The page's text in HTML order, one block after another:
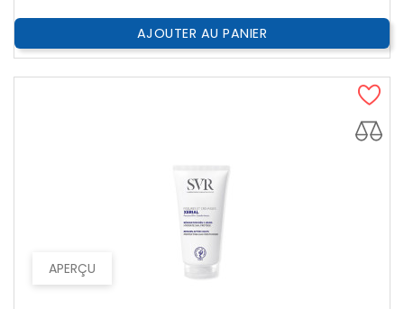
AJOUTER AU PANIER
APERÇU